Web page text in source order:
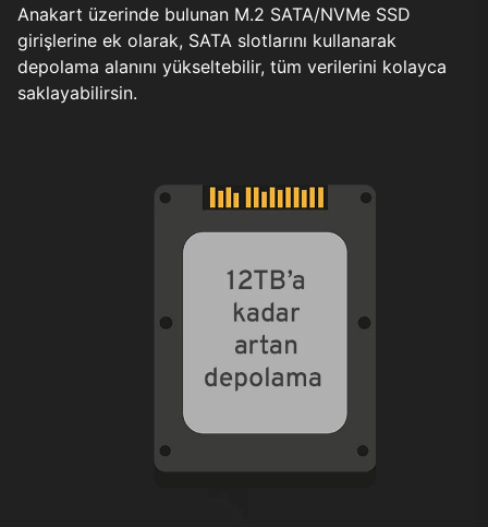
Anakart üzerinde bulunan M.2 SATA/NVMe SSD
girişlerine ek olarak, SATA slotlarını kullanarak
depolama alanını yükseltebilir, tüm verilerini kolayca
saklayabilirsin.